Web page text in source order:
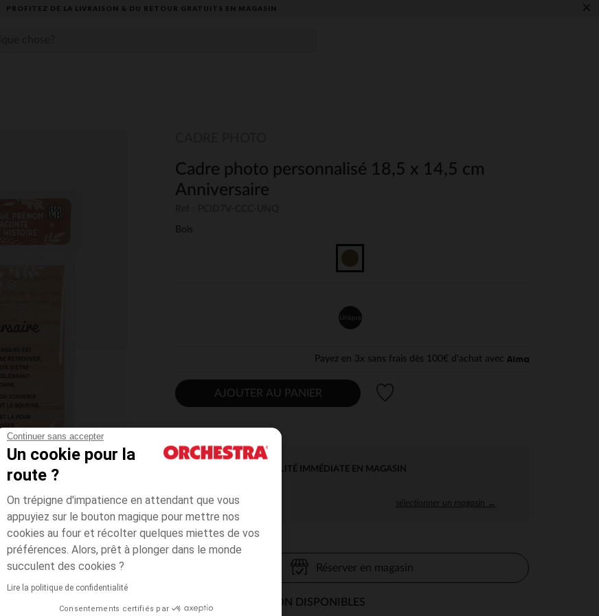
Continuer sans accepter
Un cookie pour la
route ?
On trépigne d'impatience en attendant que vous
appuyiez sur le bouton magique pour mettre nos
cookies au four et récolter quelques miettes de vos
préférences. Alors, prêt à plonger dans le monde
succulent des cookies ?
Lire la politique de confidentialité
Consentements certifiés par
PROFITEZ DE LA LIVRAISON & DU RETOUR GRATUITS EN MAGASIN​ ×
Cadre photo personnalisé 18,5 x 14,5 cm
Anniversaire
Bois
Unique
Payez en 3x sans frais dès 100€ d'achat avec
AJOUTER AU PANIER
DISPONIBILITÉ IMMÉDIATE EN MAGASIN
sélectionner un magasin →
Réserver en magasin
MODES DE LIVRAISON DISPONIBLES